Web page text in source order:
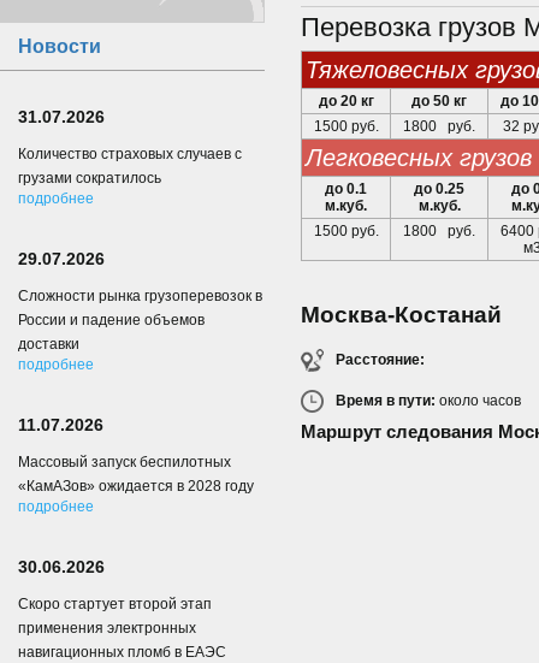
Перевозка грузов
тяжеловесных
до 20 кг до 50 кг
до
1500 руб.
1800 руб. 32
легковесных грузов
до 0.1
м.куб.
до 0.25
м.куб.
до
1500 руб.
1800 руб.
6400
Москва-Костанай
Расстояние:
Время в пути: около часов
Маршрут следования
Новости
31.07.2026
Количество страховых случаев с
грузами сократилось
подробнее
29.07.2026
Сложности рынка грузоперевозок в
России и падение объемов
доставки
подробнее
11.07.2026
Массовый запуск беспилотных
«КамАЗов» ожидается в 2028 году
подробнее
30.06.2026
Скоро стартует второй этап
применения электронных
навигационных пломб в ЕАЭС